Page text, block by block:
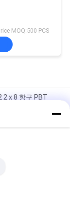
MOQ:500 PCS
2 x 8 항구 PBT
Entery 네트워크
항구를 골라냅니